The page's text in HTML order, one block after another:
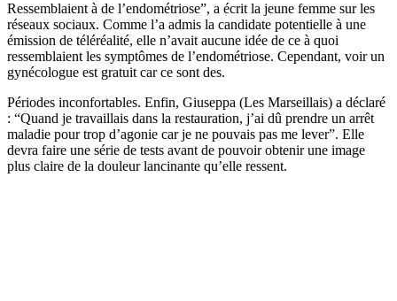
Ressemblaient à de l’endométriose”, a écrit la jeune femme sur les
réseaux sociaux. Comme l’a admis la candidate potentielle à une
émission de téléréalité, elle n’avait aucune idée de ce à quoi
ressemblaient les symptômes de l’endométriose. Cependant, voir un
gynécologue est gratuit car ce sont des.
Périodes inconfortables. Enfin, Giuseppa (Les Marseillais) a déclaré
: “Quand je travaillais dans la restauration, j’ai dû prendre un arrêt
maladie pour trop d’agonie car je ne pouvais pas me lever”. Elle
devra faire une série de tests avant de pouvoir obtenir une image
plus claire de la douleur lancinante qu’elle ressent.